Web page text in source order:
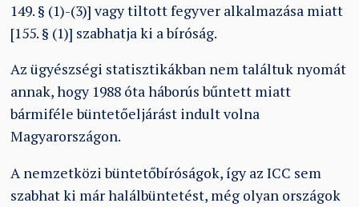
149. § (1)-(3)] vagy tiltott fegyver alkalmazása miatt
[155. § (1)] szabhatja ki a bíróság.
Az ügyészségi statisztikákban nem találtuk nyomát
annak, hogy 1988 óta háborús bűntett miatt
bármiféle büntetőeljárást indult volna
Magyarországon.
A nemzetközi büntetőbíróságok, így az ICC sem
szabhat ki már halálbüntetést, még olyan országok